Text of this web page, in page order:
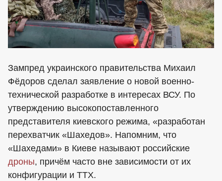
Зампред украинского правительства Михаил
Фёдоров сделал заявление о новой военно-
технической разработке в интересах ВСУ. По
утверждению высокопоставленного
представителя киевского режима, «разработан
перехватчик «Шахедов». Напомним, что
«Шахедами» в Киеве называют российские
дроны, причём часто вне зависимости от их
конфигурации и ТТХ.